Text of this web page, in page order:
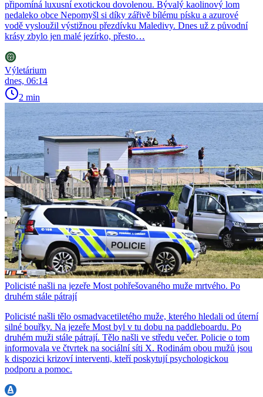
připomíná luxusní exotickou dovolenou. Bývalý kaolinový lom
nedaleko obce Nepomyšl si díky zářivě bílému písku a azurové
vodě vysloužil výstižnou přezdívku Maledivy. Dnes už z původní
krásy zbylo jen malé jezírko, přesto…
Výletárium
dnes, 06:14
2 min
Policisté našli na jezeře Most pohřešovaného muže mrtvého. Po
druhém stále pátrají
Policisté našli tělo osmadvacetiletého muže, kterého hledali od úterní
silné bouřky. Na jezeře Most byl v tu dobu na paddleboardu. Po
druhém muži stále pátrají. Tělo našli ve středu večer. Policie o tom
informovala ve čtvrtek na sociální síti X. Rodinám obou mužů jsou
k dispozici krizoví interventi, kteří poskytují psychologickou
podporu a pomoc.